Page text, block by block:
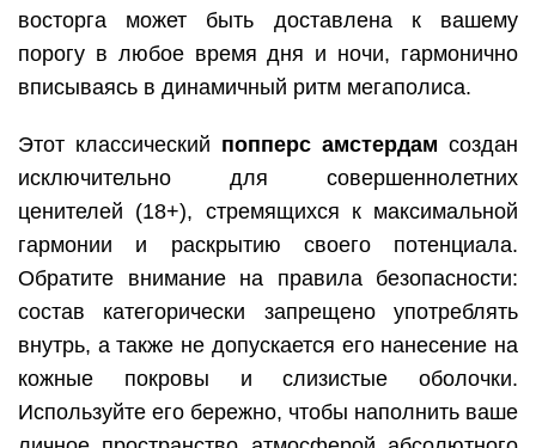
восторга может быть доставлена к вашему
порогу в любое время дня и ночи, гармонично
вписываясь в динамичный ритм мегаполиса.
Этот классический попперс амстердам создан
исключительно для совершеннолетних
ценителей (18+), стремящихся к максимальной
гармонии и раскрытию своего потенциала.
Обратите внимание на правила безопасности:
состав категорически запрещено употреблять
внутрь, а также не допускается его нанесение на
кожные покровы и слизистые оболочки.
Используйте его бережно, чтобы наполнить ваше